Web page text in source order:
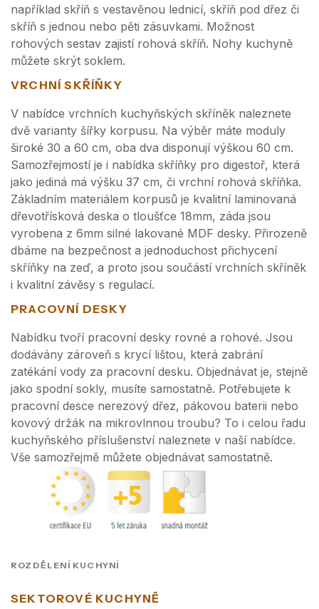
například skříň s vestavěnou lednicí, skříň pod dřez či
skříň s jednou nebo pěti zásuvkami. Možnost
rohových sestav zajistí rohová skříň. Nohy kuchyně
můžete skrýt soklem.
VRCHNÍ SKŘÍŇKY
V nabídce vrchních kuchyňských skříněk naleznete
dvě varianty šířky korpusu. Na výběr máte moduly
široké 30 a 60 cm, oba dva disponují výškou 60 cm.
Samozřejmostí je i nabídka skříňky pro digestoř, která
jako jediná má výšku 37 cm, či vrchní rohová skříňka.
Základním materiálem korpusů je kvalitní laminovaná
dřevotřísková deska o tloušťce 18mm, záda jsou
vyrobena z 6mm silné lakované MDF desky. Přirozeně
dbáme na bezpečnost a jednoduchost přichycení
skříňky na zeď, a proto jsou součástí vrchních skříněk
i kvalitní závěsy s regulací.
PRACOVNÍ DESKY
Nabídku tvoří pracovní desky rovné a rohové. Jsou
dodávány zároveň s krycí lištou, která zabrání
zatékání vody za pracovní desku. Objednávat je, stejně
jako spodní sokly, musíte samostatně. Potřebujete k
pracovní desce nerezový dřez, pákovou baterii nebo
kovový držák na mikrovlnnou troubu? To i celou řadu
kuchyňského příslušenství naleznete v naší nabídce.
Vše samozřejmě můžete objednávat samostatně.
ROZDĚLENÍ KUCHYNÍ
SEKTOROVÉ KUCHYNĚ